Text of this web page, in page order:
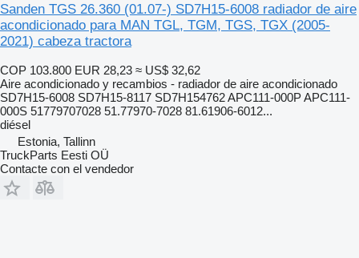
Sanden TGS 26.360 (01.07-) SD7H15-6008 radiador de aire
acondicionado para MAN TGL, TGM, TGS, TGX (2005-
2021) cabeza tractora
COP 103.800 EUR 28,23 ≈ US$ 32,62
Aire acondicionado y recambios - radiador de aire acondicionado
SD7H15-6008 SD7H15-8117 SD7H154762 APC111-000P APC111-
000S 51779707028 51.77970-7028 81.61906-6012...
diésel
Estonia, Tallinn
TruckParts Eesti OÜ
Contacte con el vendedor